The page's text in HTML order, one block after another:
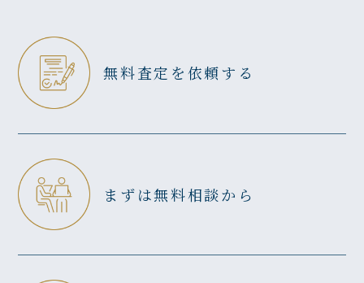
無料査定を依頼する
まずは無料相談から